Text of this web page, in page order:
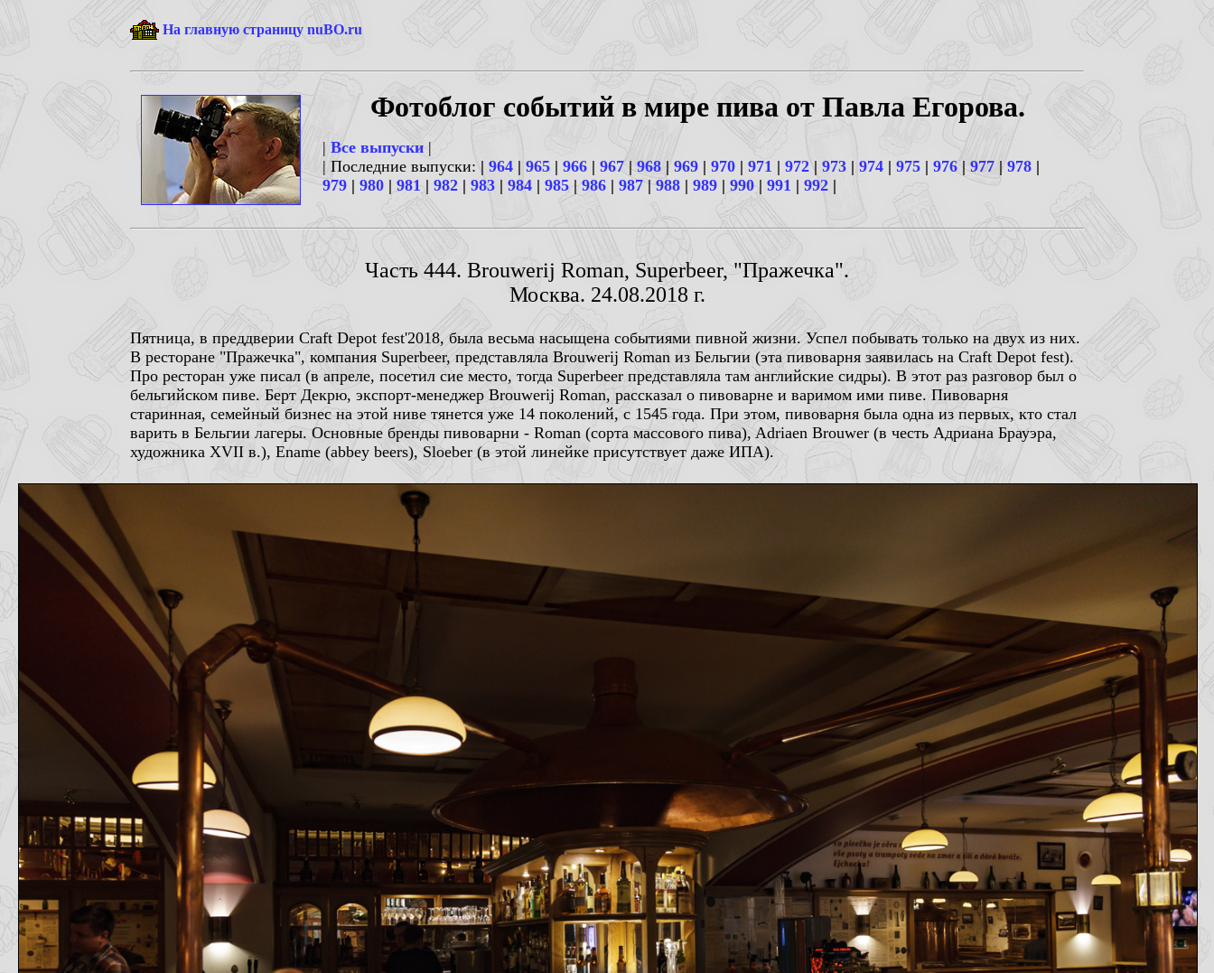
На главную страницу nuBO.ru
Фотоблог событий в мире пива от Павла Егорова.
| Все выпуски |
| Последние выпуски: | 964 | 965 | 966 | 967| 968 | 969 | 970 | 971 | 972 | 973 | 974 | 975 | 976| 977 | 978 |
979 | 980 | 981 | 982 | 983 | 984 | 985 | 986 | 987|988 | 989 | 990 | 991 | 992 |
Часть 444. Brouwerij Roman, Superbeer, "Пражечка".
Москва. 24.08.2018 г.
Пятница, в преддверии Craft Depot fest'2018, была весьма насыщена событиями пивной жизни. Успел побывать только на двух из них.
В ресторане "Пражечка", компания Superbeer, представляла Brouwerij Roman из Бельгии (эта пивоварня заявилась на Craft Depot fest).
Про ресторан уже писал (в апреле, посетил сие место, тогда Superbeer представляла там английские сидры). В этот раз разговор был о
бельгийском пиве. Берт Декрю, экспорт-менеджер Brouwerij Roman, рассказал о пивоварне и варимом ими пиве. Пивоварня
старинная, семейный бизнес на этой ниве тянется уже 14 поколений, с 1545 года. При этом, пивоварня была одна из первых, кто стал
варить в Бельгии лагеры. Основные бренды пивоварни - Roman (сорта массового пива), Adriaen Brouwer (в честь Адриана Брауэра,
художника XVII в.), Ename (abbey beers), Sloeber (в этой линейке присутствует даже ИПА).